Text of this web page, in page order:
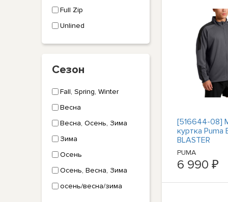
Full Zip
Unlined
Сезон
Fall, Spring, Winter
Весна
Весна, Осень, Зима
Зима
Осень
Осень, Весна, Зима
осень/весна/зима
[516644-08]
куртка Puma
BLASTER
PUMA
6 990 ₽